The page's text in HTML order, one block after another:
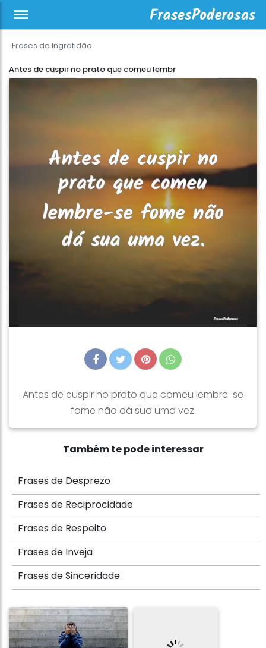
Frases de Ingratidão
Antes de cuspir no prato que comeu lembr
Antes de cuspir no prato que comeu lembre-se
fome não dá sua uma vez.
Também te pode interessar
Frases de Desprezo
Frases de Reciprocidade
Frases de Respeito
Frases de Inveja
Frases de Sinceridade